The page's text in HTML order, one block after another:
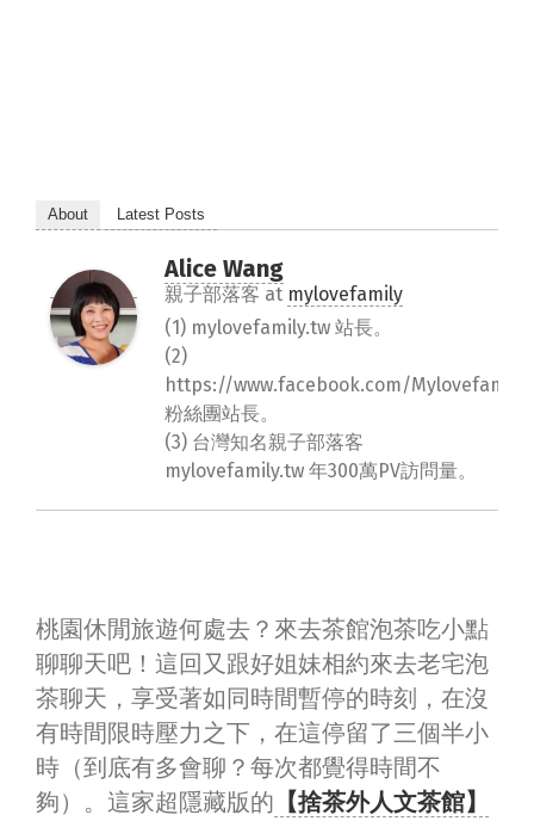
About Latest Posts
Alice Wang
親子部落客 at mylovefamily
(1) mylovefamily.tw 站長。
(2)
https://www.facebook.com/
粉絲團站長。
(3) 台灣知名親子部落客
mylovefamily.tw 年300萬PV訪問量。
桃園休閒旅遊何處去？來去茶館泡茶吃小點
聊聊天吧！這回又跟好姐妹相約來去老宅泡
茶聊天，享受著如同時間暫停的時刻，在沒
有時間限時壓力之下，在這停留了三個半小
時（到底有多會聊？每次都覺得時間不
夠）。這家超隱藏版的 【捨茶外人文茶館】